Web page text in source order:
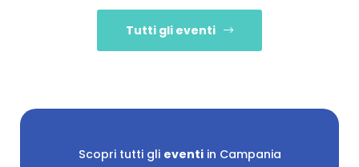
Tutti gli eventi
Scopri tutti gli eventiin Campania